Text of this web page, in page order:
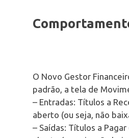
O Novo Gestor
padrão, a tela de
– Entradas: Títulos a
aberto (ou seja, não
– Saídas: Títulos a